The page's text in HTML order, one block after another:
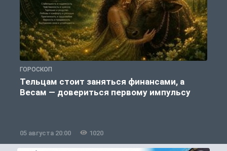
ГОРОСКОП
Тельцам стоит заняться финансами, а
Весам — довериться первому импульсу
05 августа 20:00 1020